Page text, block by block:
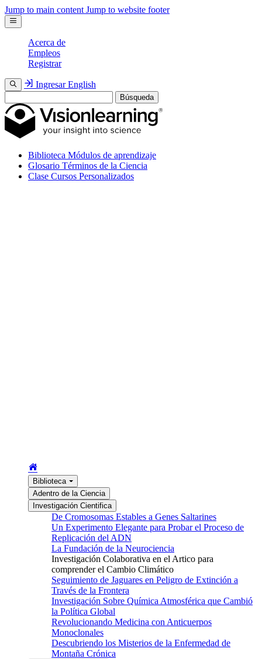
Jump to main content Jump to website footer
Acerca de
Empleos
Registrar
Ingresar English
Búsqueda
Biblioteca Módulos de aprendizaje
Glosario Términos de la Ciencia
Clase Cursos Personalizados
Biblioteca
Adentro de la Ciencia
Investigación Cientifica
De Cromosomas Estables a Genes Saltarines
Un Experimento Elegante para Probar el Proceso de
Replicación del ADN
La Fundación de la Neurociencia
Investigación Colaborativa en el Artico para
comprender el Cambio Climático
Seguimiento de Jaguares en Peligro de Extinción a
Través de la Frontera
Investigación Sobre Química Atmosférica que Cambió
la Política Global
Revolucionando Medicina con Anticuerpos
Monoclonales
Descubriendo los Misterios de la Enfermedad de
Montaña Crónica